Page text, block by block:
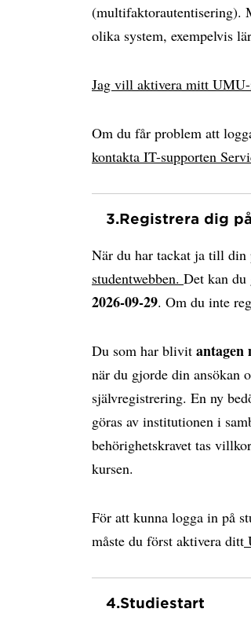
(multifaktorautentisering).
olika system, exempelvis
Jag vill aktivera mitt
Om du får problem att
kontakta IT-supporten
3.Registrera dig
När du har tackat ja till din
studentwebben. Det kan du
2026-09-29. Om du inte
Du som har blivit antagen
när du gjorde din ansökan
självregistrering. En ny
göras av institutionen i
behörighetskravet tas
kursen.
För att kunna logga in på
måste du först aktivera ditt
4.Studiestart